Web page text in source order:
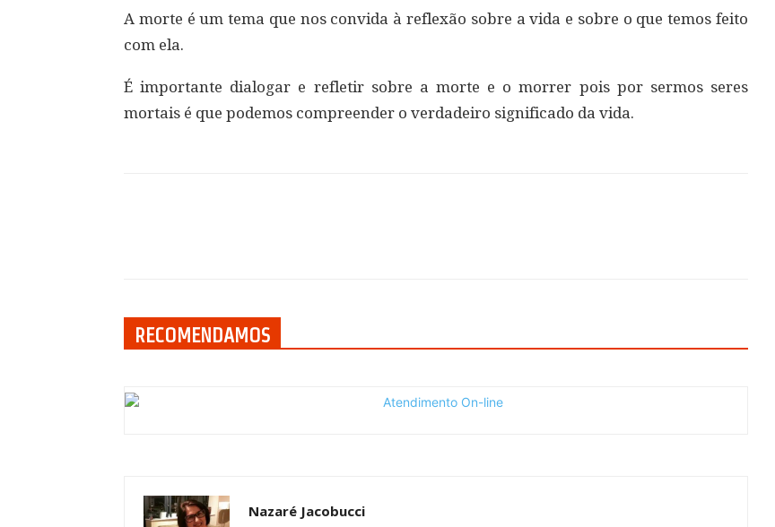
A morte é um tema que nos convida à reflexão sobre a vida e sobre o que temos feito
com ela.
É importante dialogar e refletir sobre a morte e o morrer pois por sermos seres
mortais é que podemos compreender o verdadeiro significado da vida.
RECOMENDAMOS
Nazaré Jacobucci